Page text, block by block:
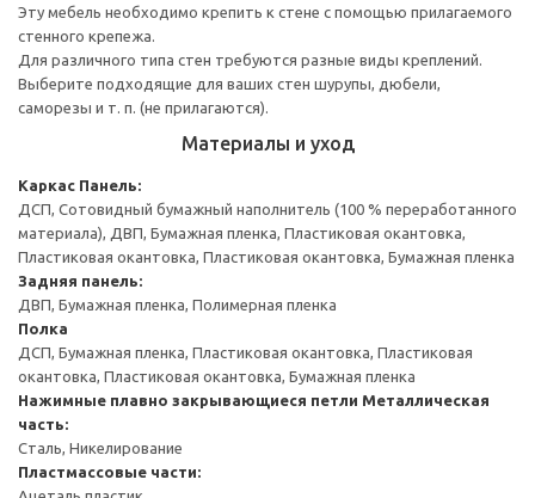
Эту мебель необходимо крепить к стене с помощью прилагаемого
стенного крепежа.
Для различного типа стен требуются разные виды креплений.
Выберите подходящие для ваших стен шурупы, дюбели,
саморезы и т. п. (не прилагаются).
Материалы и уход
Каркас Панель:
ДСП, Сотовидный бумажный наполнитель (100 % переработанного
материала), ДВП, Бумажная пленка, Пластиковая окантовка,
Пластиковая окантовка, Пластиковая окантовка, Бумажная пленка
Задняя панель:
ДВП, Бумажная пленка, Полимерная пленка
Полка
ДСП, Бумажная пленка, Пластиковая окантовка, Пластиковая
окантовка, Пластиковая окантовка, Бумажная пленка
Нажимные плавно закрывающиеся петли Металлическая
часть:
Сталь, Никелирование
Пластмассовые части: